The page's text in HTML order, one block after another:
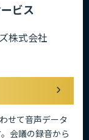
ビス
株式会社
せて音声データ
会議の録音から